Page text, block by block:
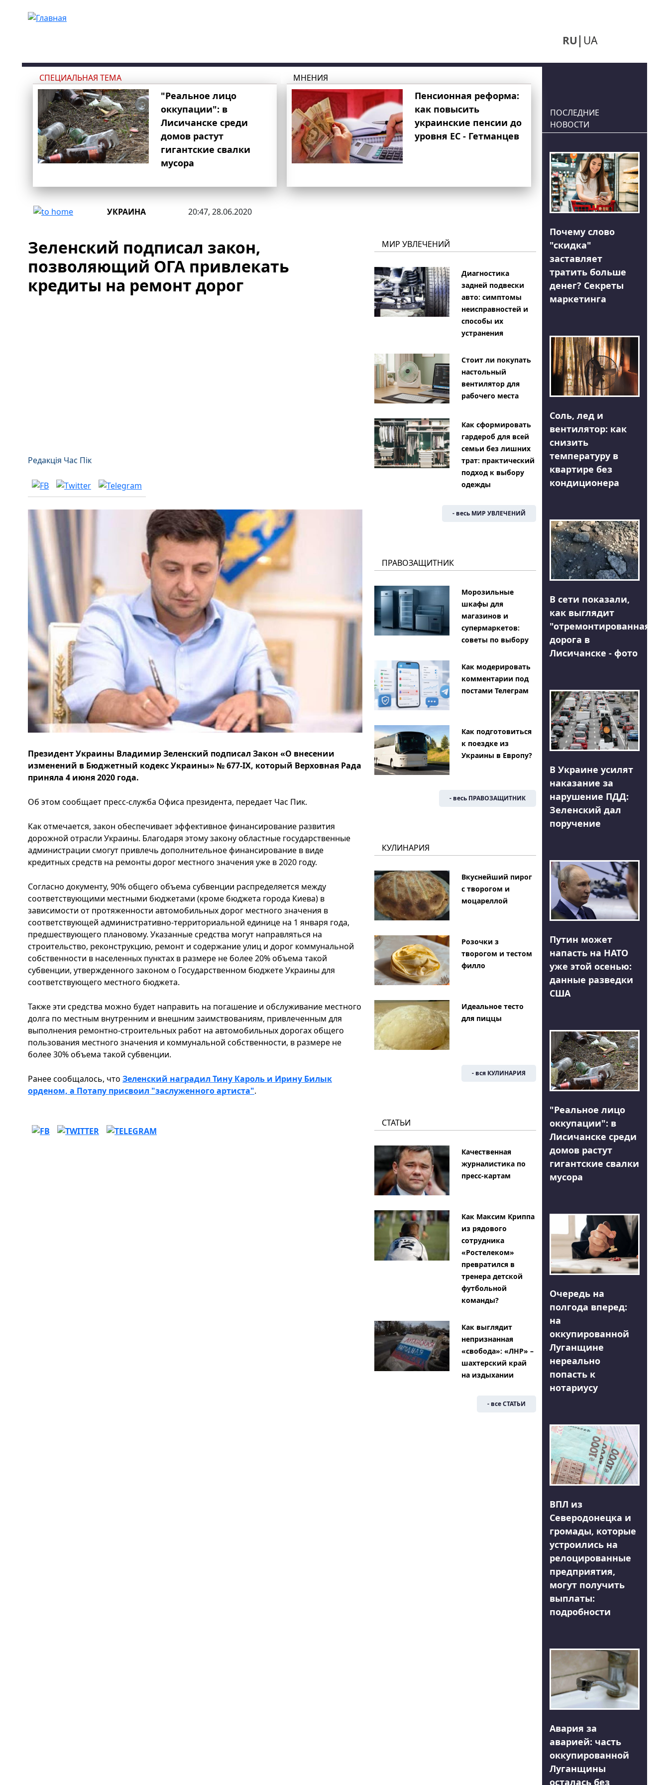
RU UA
СПЕЦИАЛЬНАЯ ТЕМА
"Реальное лицо
оккупации": в
Лисичанске среди
домов растут
гигантские свалки
мусора
МНЕНИЯ
Пенсионная реформа:
как повысить
украинские пенсии до
уровня ЕС - Гетманцев
УКРАИНА 20:47, 28.06.2020
Зеленский подписал закон,
позволяющий ОГА привлекать
кредиты на ремонт дорог
Редакція Час Пік
Президент Украины Владимир Зеленский подписал Закон «О внесении
изменений в Бюджетный кодекс Украины» № 677-ІХ, который Верховная Рада
приняла 4 июня 2020 года.
Об этом сообщает пресс-служба Офиса президента, передает Час Пик.
Как отмечается, закон обеспечивает эффективное финансирование развития
дорожной отрасли Украины. Благодаря этому закону областные государственные
администрации смогут привлечь дополнительное финансирование в виде
кредитных средств на ремонты дорог местного значения уже в 2020 году.
Согласно документу, 90% общего объема субвенции распределяется между
соответствующими местными бюджетами (кроме бюджета города Киева) в
зависимости от протяженности автомобильных дорог местного значения в
соответствующей административно-территориальной единице на 1 января года,
предшествующего плановому. Указанные средства могут направляться на
строительство, реконструкцию, ремонт и содержание улиц и дорог коммунальной
собственности в населенных пунктах в размере не более 20% объема такой
субвенции, утвержденного законом о Государственном бюджете Украины для
соответствующего местного бюджета.
Также эти средства можно будет направить на погашение и обслуживание местного
долга по местным внутренним и внешним заимствованиям, привлеченным для
выполнения ремонтно-строительных работ на автомобильных дорогах общего
пользования местного значения и коммунальной собственности, в размере не
более 30% объема такой субвенции.
Ранее сообщалось, что Зеленский наградил Тину Кароль и Ирину Билык
орденом, а Потапу присвоил "заслуженного артиста".
МИР УВЛЕЧЕНИЙ
Диагностика
задней подвески
авто: симптомы
неисправностей и
способы их
устранения
Стоит ли покупать
настольный
вентилятор для
рабочего места
Как сформировать
гардероб для всей
семьи без лишних
трат: практический
подход к выбору
одежды
- весь МИР УВЛЕЧЕНИЙ
ПРАВОЗАЩИТНИК
Морозильные
шкафы для
магазинов и
супермаркетов:
советы по выбору
Как модерировать
комментарии под
постами Телеграм
Как подготовиться
к поездке из
Украины в Европу?
- весь ПРАВОЗАЩИТНИК
КУЛИНАРИЯ
Вкуснейший пирог
с творогом и
моцареллой
Розочки з
творогом и тестом
филло
Идеальное тесто
для пиццы
- вся КУЛИНАРИЯ
СТАТЬИ
Качественная
журналистика по
пресс-картам
Как Максим Криппа
из рядового
сотрудника
«Ростелеком»
превратился в
тренера детской
футбольной
команды?
Как выглядит
непризнанная
«свобода»: «ЛНР» –
шахтерский край
на издыхании
- все СТАТЬИ
ПОСЛЕДНИЕ
НОВОСТИ
Почему слово
"скидка"
заставляет
тратить больше
денег? Секреты
маркетинга
Соль, лед и
вентилятор: как
снизить
температуру в
квартире без
кондиционера
В сети показали,
как выглядит
"отремонтированная"
дорога в
Лисичанске - фото
В Украине усилят
наказание за
нарушение ПДД:
Зеленский дал
поручение
Путин может
напасть на НАТО
уже этой осенью:
данные разведки
США
"Реальное лицо
оккупации": в
Лисичанске среди
домов растут
гигантские свалки
мусора
Очередь на
полгода вперед:
на
оккупированной
Луганщине
нереально
попасть к
нотариусу
ВПЛ из
Северодонецка и
громады, которые
устроились на
релоцированные
предприятия,
могут получить
выплаты:
подробности
Авария за
аварией: часть
оккупированной
Луганщины
осталась без